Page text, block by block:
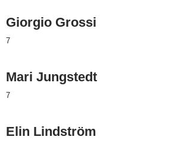
Giorgio Grossi
7
Mari Jungstedt
7
Elin Lindström